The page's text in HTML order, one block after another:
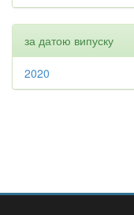
за датою випуску
2020